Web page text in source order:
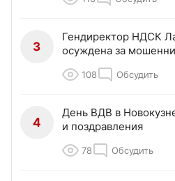
3
Гендиректор НДСК
осуждена за
108 Обсудить
4
День ВДВ в
и поздравления
78 Обсудить